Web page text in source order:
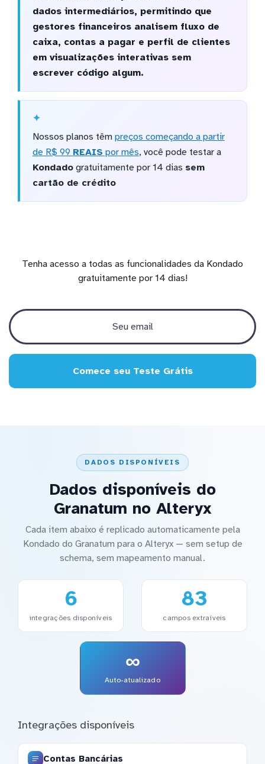
dados intermediários, permitindo que
gestores financeiros analisem fluxo de
caixa, contas a pagar e perfil de clientes
em visualizações interativas sem
escrever código algum.
Nossos planos têm preços começando a partir
de R$ 99 REAIS por mês, você pode testar a
Kondadogratuitamente por 14 dias sem
cartão de crédito
Tenha acesso a todas as funcionalidades da Kondado
gratuitamente por 14 dias!
Comece seu Teste Grátis
DADOS DISPONÍVEIS
Dados disponíveis do
Granatum no Alteryx
Cada item abaixo é replicado automaticamente pela
Kondado do Granatum para o Alteryx — sem setup de
schema, sem mapeamento manual.
6
integrações disponíveis
83
campos extraíveis
∞
Auto-atualizado
Integrações disponíveis
Contas Bancárias